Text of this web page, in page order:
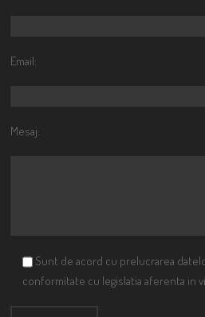
Email:
Mesaj:
Sunt de acord cu prelucrarea
conformitate cu legislatia aferenta in